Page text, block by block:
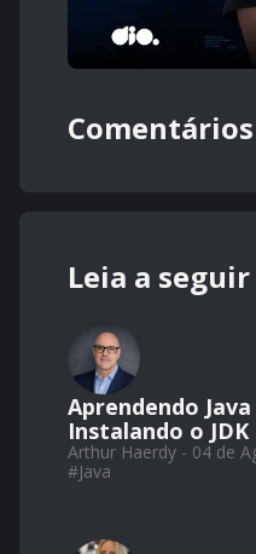
Leia a seguir
Aprendendo
Instalando o
Arthur Haerdy - 04 de
#Java